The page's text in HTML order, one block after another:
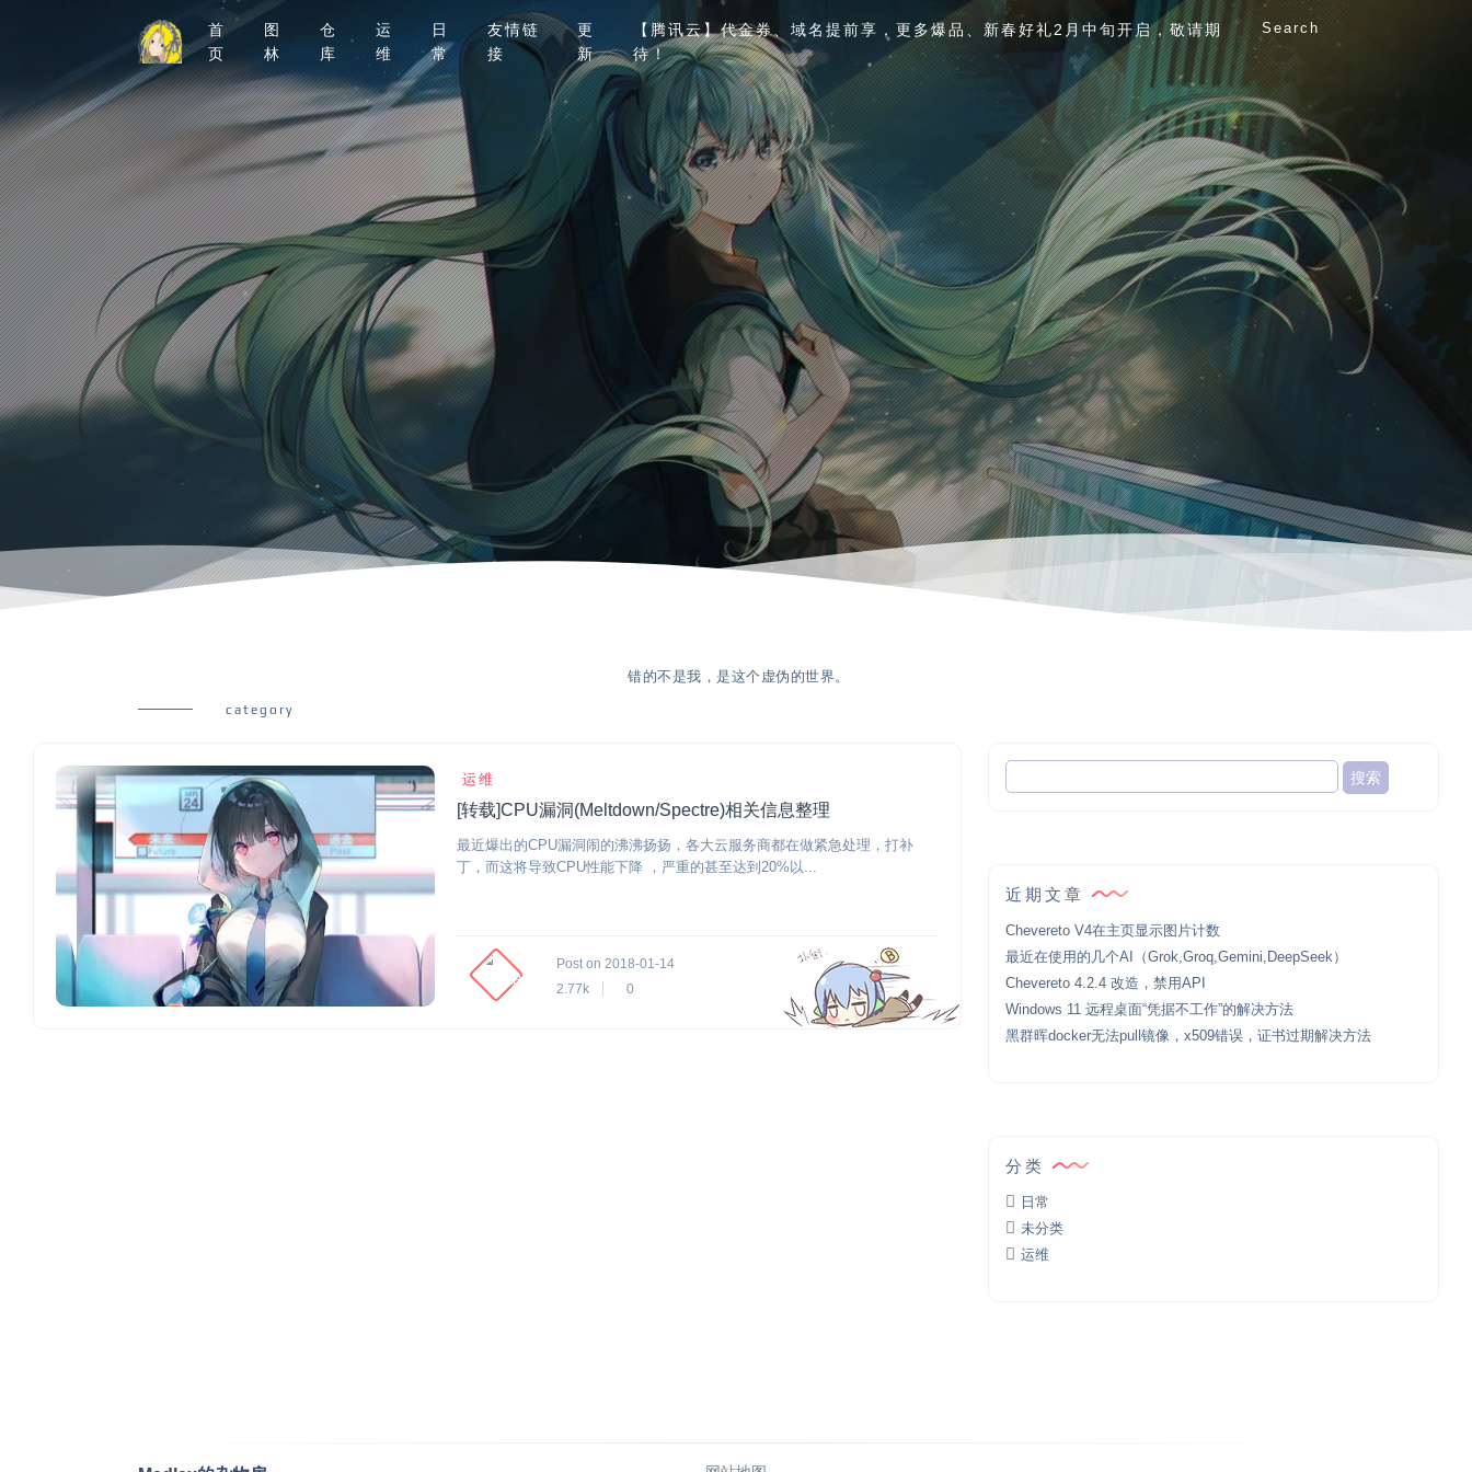
首
页
图
林
仓
库
运
维
日
常
友情链
接
更
新
【腾讯云】代金券、域名提前享，更多爆品、新春好礼2月中旬开启，敬请期
待！
Search
错的不是我，是这个虚伪的世界。
category
运维
[转载]CPU漏洞(Meltdown/Spectre)相关信息整理
最近爆出的CPU漏洞闹的沸沸扬扬，各大云服务商都在做紧急处理，打补
丁，而这将导致CPU性能下降 ，严重的甚至达到20%以...
Post on 2018-01-14
2.77k
0
近期文章
Chevereto V4在主页显示图片计数
最近在使用的几个AI（Grok,Groq,Gemini,DeepSeek）
Chevereto 4.2.4 改造，禁用API
Windows 11 远程桌面“凭据不工作”的解决方法
黑群晖docker无法pull镜像，x509错误，证书过期解决方法
分类
日常
未分类
运维